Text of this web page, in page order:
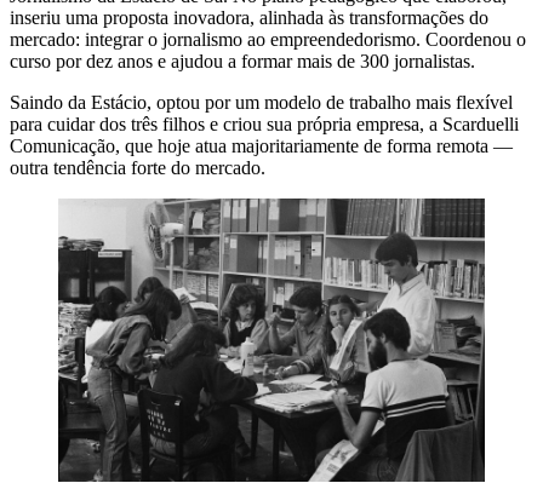
inseriu uma proposta inovadora, alinhada às transformações do
mercado: integrar o jornalismo ao empreendedorismo. Coordenou o
curso por dez anos e ajudou a formar mais de 300 jornalistas.
Saindo da Estácio, optou por um modelo de trabalho mais flexível
para cuidar dos três filhos e criou sua própria empresa, a Scarduelli
Comunicação, que hoje atua majoritariamente de forma remota —
outra tendência forte do mercado.